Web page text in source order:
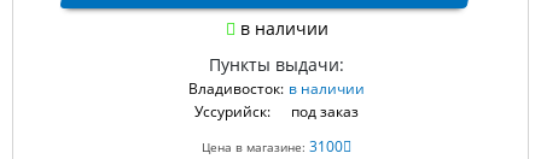
в наличии
Пункты выдачи:
Владивосток: в наличии
Уссурийск:
под заказ
Цена в магазине: 3100